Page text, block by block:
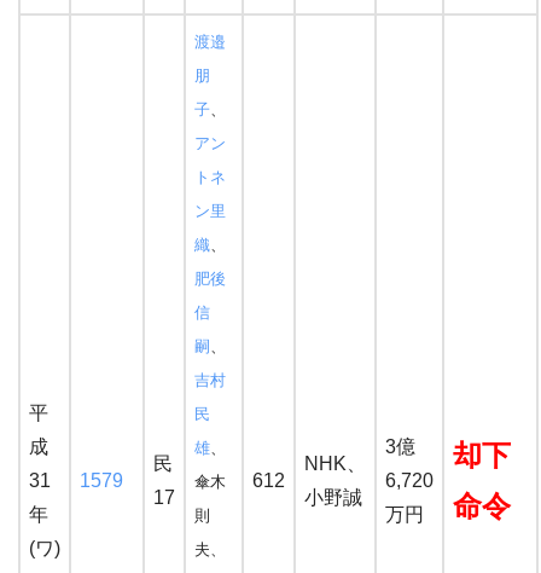
平
成
31
年
(ワ)
1579
民
17
渡邉
朋
子、
アン
トネ
ン里
織、
肥後
信
嗣 、
吉村
民
雄、
傘木
則
夫、
612
NHK、
小野誠
3億
6,720
万円
却下
命令